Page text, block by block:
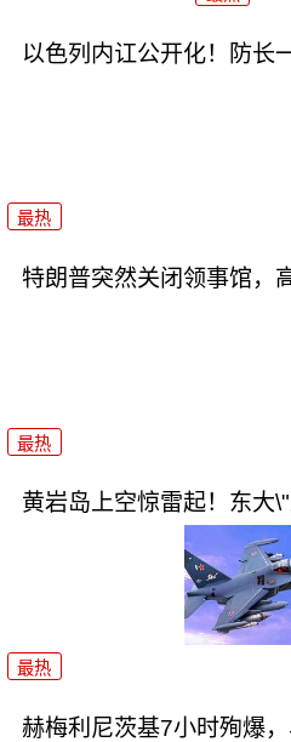
以色列内讧公开化！防长
最热
特朗普突然关闭领事馆，
最热
黄岩岛上空惊雷起！东大
最热
赫梅利尼茨基7小时殉爆